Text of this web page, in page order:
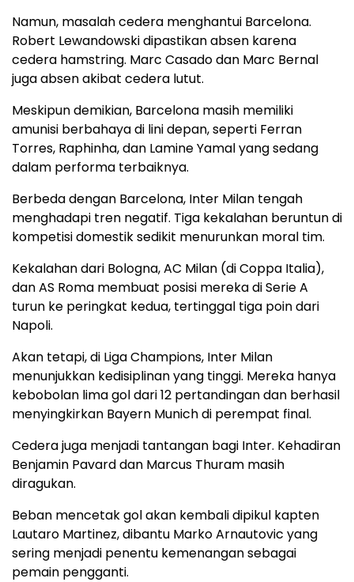
Namun, masalah cedera menghantui Barcelona.
Robert Lewandowski dipastikan absen karena
cedera hamstring. Marc Casado dan Marc Bernal
juga absen akibat cedera lutut.
Meskipun demikian, Barcelona masih memiliki
amunisi berbahaya di lini depan, seperti Ferran
Torres, Raphinha, dan Lamine Yamal yang sedang
dalam performa terbaiknya.
Berbeda dengan Barcelona, Inter Milan tengah
menghadapi tren negatif. Tiga kekalahan beruntun di
kompetisi domestik sedikit menurunkan moral tim.
Kekalahan dari Bologna, AC Milan (di Coppa Italia),
dan AS Roma membuat posisi mereka di Serie A
turun ke peringkat kedua, tertinggal tiga poin dari
Napoli.
Akan tetapi, di Liga Champions, Inter Milan
menunjukkan kedisiplinan yang tinggi. Mereka hanya
kebobolan lima gol dari 12 pertandingan dan berhasil
menyingkirkan Bayern Munich di perempat final.
Cedera juga menjadi tantangan bagi Inter. Kehadiran
Benjamin Pavard dan Marcus Thuram masih
diragukan.
Beban mencetak gol akan kembali dipikul kapten
Lautaro Martinez, dibantu Marko Arnautovic yang
sering menjadi penentu kemenangan sebagai
pemain pengganti.